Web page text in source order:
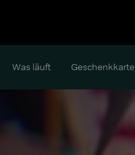
Was läuft Geschenkkarte